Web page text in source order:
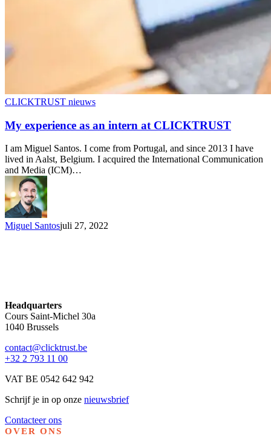
CLICKTRUST nieuws
My experience as an intern at CLICKTRUST
I am Miguel Santos. I come from Portugal, and since 2013 I have
lived in Aalst, Belgium. I acquired the International Communication
and Media (ICM)…
Miguel Santosjuli 27, 2022
Headquarters
Cours Saint-Michel 30a
1040 Brussels
contact@clicktrust.be
+32 2 793 11 00
VAT BE 0542 642 942
Schrijf je in op onze nieuwsbrief
Contacteer ons
OVER ONS